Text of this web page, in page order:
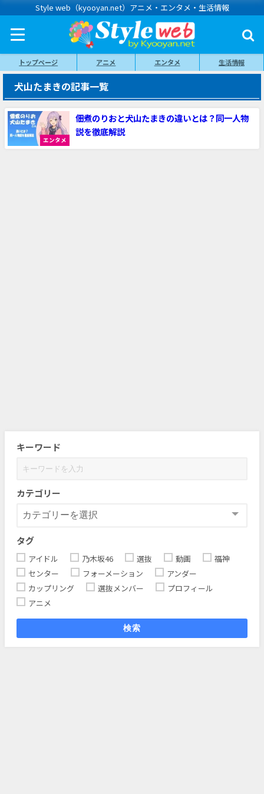
Style web（kyooyan.net）アニメ・エンタメ・生活情報
トップページ アニメ エンタメ 生活情報
犬山たまきの記事一覧
エンタメ
佃煮のりおと犬山たまきの違いとは？同一人物
説を徹底解説
キーワード
カテゴリー
タグ
アイドル 乃木坂46 選抜 動画
福神
センター
フォーメーション
アンダー
カップリング
選抜メンバー
プロフィール
アニメ
検索